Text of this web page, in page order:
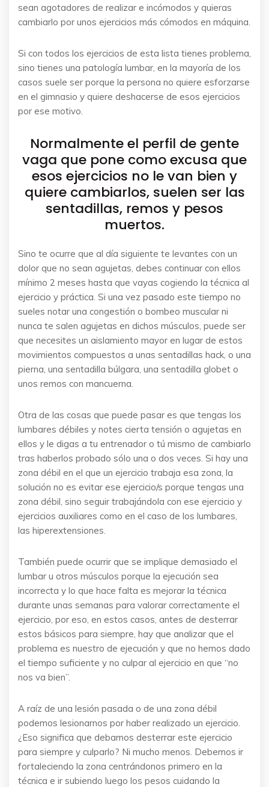
sean agotadores de realizar e incómodos y quieras
cambiarlo por unos ejercicios más cómodos en máquina.
Si con todos los ejercicios de esta lista tienes problema,
sino tienes una patología lumbar, en la mayoría de los
casos suele ser porque la persona no quiere esforzarse
en el gimnasio y quiere deshacerse de esos ejercicios
por ese motivo.
Normalmente el perfil de gente
vaga que pone como excusa que
esos ejercicios no le van bien y
quiere cambiarlos, suelen ser las
sentadillas, remos y pesos
muertos.
Sino te ocurre que al día siguiente te levantes con un
dolor que no sean agujetas, debes continuar con ellos
mínimo 2 meses hasta que vayas cogiendo la técnica al
ejercicio y práctica. Si una vez pasado este tiempo no
sueles notar una congestión o bombeo muscular ni
nunca te salen agujetas en dichos músculos, puede ser
que necesites un aislamiento mayor en lugar de estos
movimientos compuestos a unas sentadillas hack, o una
pierna, una sentadilla búlgara, una sentadilla globet o
unos remos con mancuerna.
Otra de las cosas que puede pasar es que tengas los
lumbares débiles y notes cierta tensión o agujetas en
ellos y le digas a tu entrenador o tú mismo de cambiarlo
tras haberlos probado sólo una o dos veces. Si hay una
zona débil en el que un ejercicio trabaja esa zona, la
solución no es evitar ese ejercicio/s porque tengas una
zona débil, sino seguir trabajándola con ese ejercicio y
ejercicios auxiliares como en el caso de los lumbares,
las hiperextensiones.
También puede ocurrir que se implique demasiado el
lumbar u otros músculos porque la ejecución sea
incorrecta y lo que hace falta es mejorar la técnica
durante unas semanas para valorar correctamente el
ejercicio, por eso, en estos casos, antes de desterrar
estos básicos para siempre, hay que analizar que el
problema es nuestro de ejecución y que no hemos dado
el tiempo suficiente y no culpar al ejercicio en que “no
nos va bien”.
A raíz de una lesión pasada o de una zona débil
podemos lesionarnos por haber realizado un ejercicio.
¿Eso significa que debamos desterrar este ejercicio
para siempre y culparlo? Ni mucho menos. Debemos ir
fortaleciendo la zona centrándonos primero en la
técnica e ir subiendo luego los pesos cuidando la